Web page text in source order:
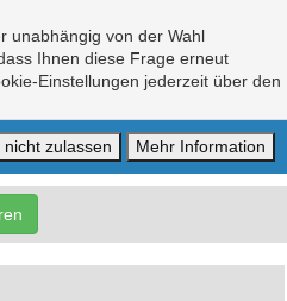
unabhängig von der Wahl
Ihnen diese Frage erneut
Einstellungen jederzeit über den